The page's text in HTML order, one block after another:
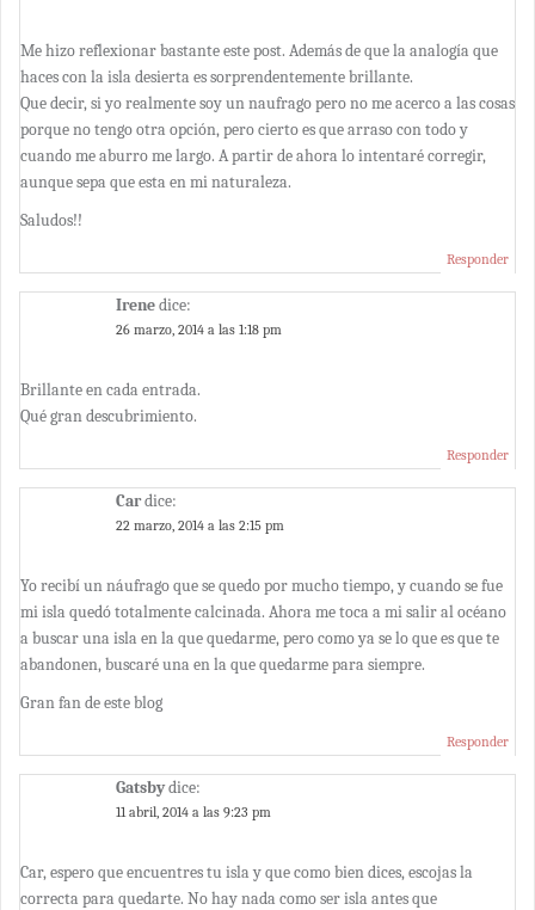
Me hizo reflexionar bastante este post. Además de que la analogía que
haces con la isla desierta es sorprendentemente brillante.
Que decir, si yo realmente soy un naufrago pero no me acerco a las cosas
porque no tengo otra opción, pero cierto es que arraso con todo y
cuando me aburro me largo. A partir de ahora lo intentaré corregir,
aunque sepa que esta en mi naturaleza.
Saludos!!
Responder
Irenedice:
26 marzo, 2014 a las 1:18 pm
Brillante en cada entrada.
Qué gran descubrimiento.
Responder
Cardice:
22 marzo, 2014 a las 2:15 pm
Yo recibí un náufrago que se quedo por mucho tiempo, y cuando se fue
mi isla quedó totalmente calcinada. Ahora me toca a mi salir al océano
a buscar una isla en la que quedarme, pero como ya se lo que es que te
abandonen, buscaré una en la que quedarme para siempre.
Gran fan de este blog
Responder
Gatsbydice:
11 abril, 2014 a las 9:23 pm
Car, espero que encuentres tu isla y que como bien dices, escojas la
correcta para quedarte. No hay nada como ser isla antes que